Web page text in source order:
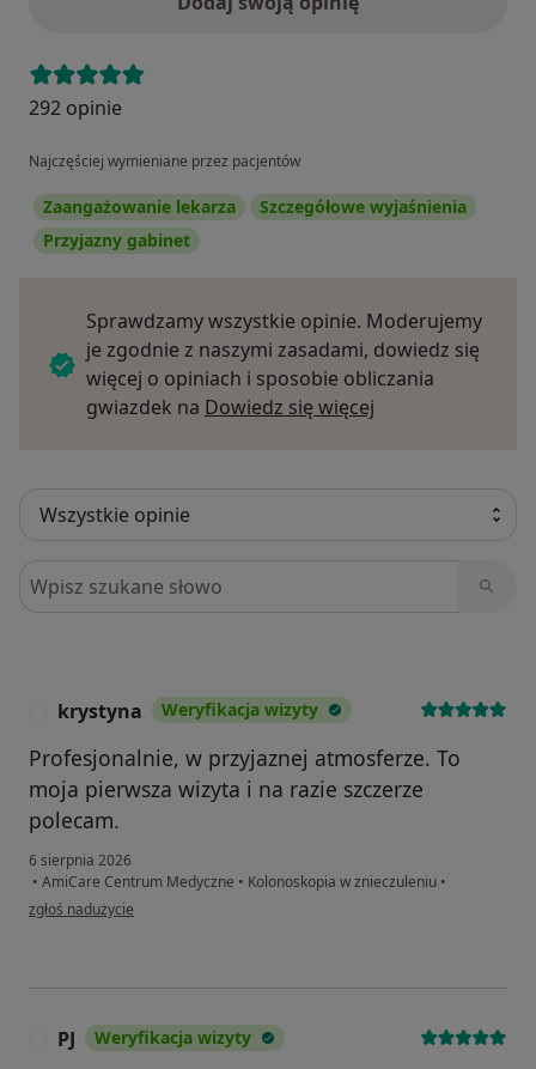
292 opinie
Najczęściej wymieniane przez pacjentów
Zaangażowanie lekarza
Szczegółowe wyjaśnienia
Przyjazny gabinet
Sprawdzamy wszystkie opinie. Moderujemy
je zgodnie z naszymi zasadami, dowiedz się
więcej o opiniach i sposobie obliczania
gwiazdek na Dowiedz się więcej
Szukaj w opiniach
krystyna Weryfikacja wizyty
Profesjonalnie, w przyjaznej atmosferze. To
moja pierwsza wizyta i na razie szczerze
polecam.
6 sierpnia 2026
• AmiCare Centrum Medyczne • Kolonoskopia w znieczuleniu •
w opinii użytkownika krystyna
zgłoś nadużycie
PJ Weryfikacja wizyty